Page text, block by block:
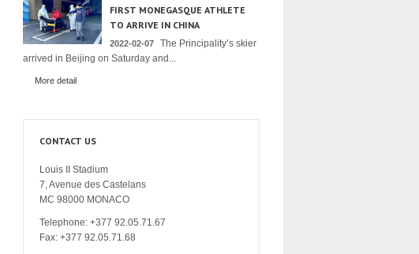
FIRST MONEGASQUE ATHLETE
TO ARRIVE IN CHINA
2022-02-07
The Principality’s skier
arrived in Beijing on Saturday and...
More detail
CONTACT US
Louis II Stadium
7, Avenue des Castelans
MC 98000 MONACO
Telephone: +377 92.05.71.67
Fax: +377 92.05.71.68